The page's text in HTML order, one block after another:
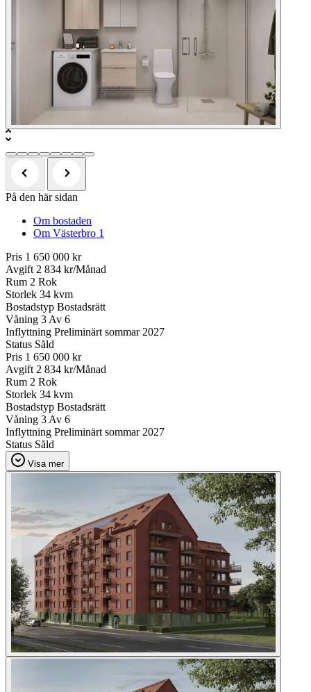
På den här sidan
Om bostaden
Om Västerbro 1
Pris 1 650 000 kr
Avgift 2 834 kr/Månad
Rum 2 Rok
Storlek 34 kvm
Bostadstyp Bostadsrätt
Våning 3 Av 6
Inflyttning Preliminärt sommar 2027
Status Såld
Pris 1 650 000 kr
Avgift 2 834 kr/Månad
Rum 2 Rok
Storlek 34 kvm
Bostadstyp Bostadsrätt
Våning 3 Av 6
Inflyttning Preliminärt sommar 2027
Status Såld
Visa mer